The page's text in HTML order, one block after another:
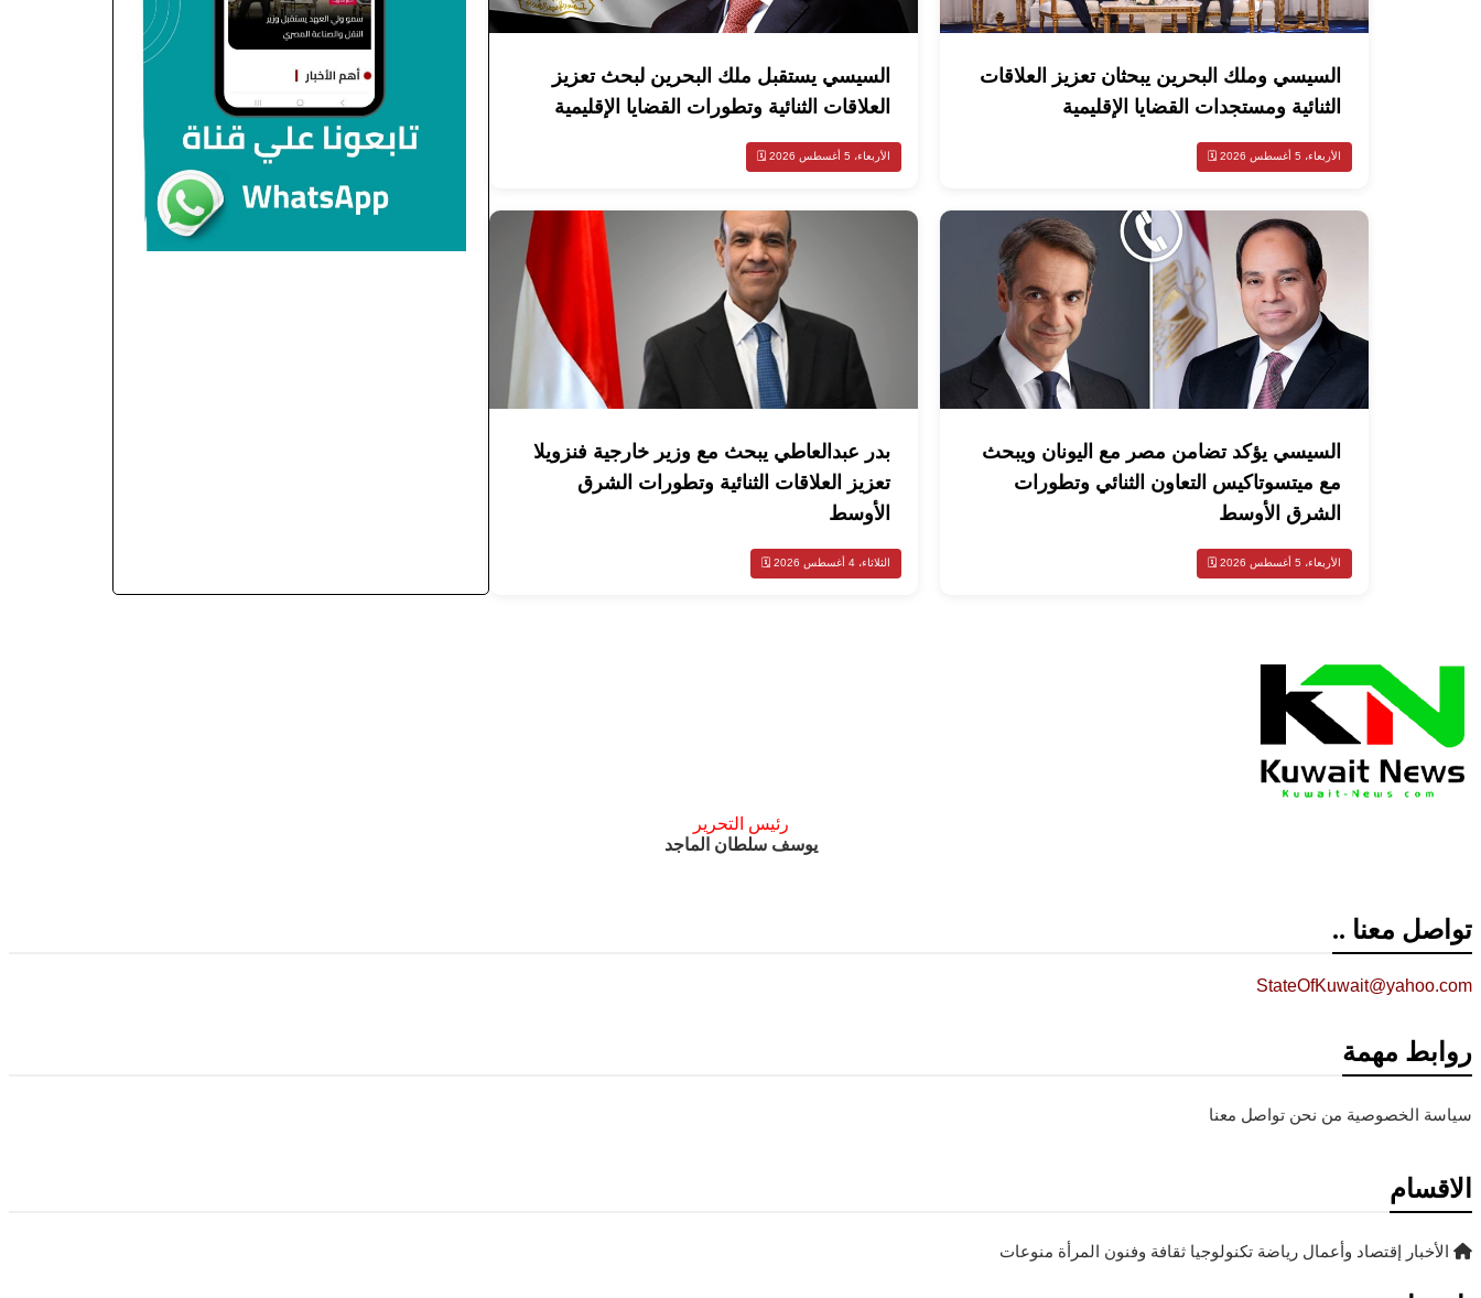
السيسي وملك البحرين يبحثان تعزيز العلاقات
الثنائية ومستجدات القضايا الإقليمية
الأربعاء، 5 أغسطس 2026 🗓️
السيسي يستقبل ملك البحرين لبحث تعزيز
العلاقات الثنائية وتطورات القضايا الإقليمية
الأربعاء، 5 أغسطس 2026 🗓️
السيسي يؤكد تضامن مصر مع اليونان ويبحث
مع ميتسوتاكيس التعاون الثنائي وتطورات
الشرق الأوسط
الأربعاء، 5 أغسطس 2026 🗓️
بدر عبدالعاطي يبحث مع وزير خارجية فنزويلا
تعزيز العلاقات الثنائية وتطورات الشرق
الأوسط
الثلاثاء، 4 أغسطس 2026 🗓️
رئيس التحرير
يوسف سلطان الماجد
تواصل معنا ..
StateOfKuwait@yahoo.com
روابط مهمة
سياسة الخصوصية من نحن تواصل معنا
الاقسام
الأخبار إقتصاد وأعمال رياضة تكنولوجيا ثقافة وفنون المرأة منوعات